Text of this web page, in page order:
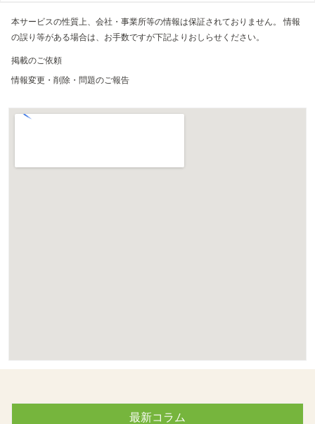
本サービスの性質上、会社・事業所等の情報は保証されておりません。 情報
の誤り等がある場合は、お手数ですが下記よりおしらせください。
掲載のご依頼
情報変更・削除・問題のご報告
最新コラム